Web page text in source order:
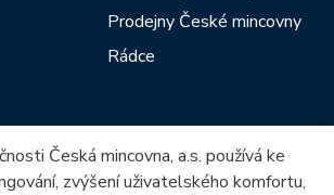
Prodejny České mincovny
Rádce
patří:
Česká mincovna, a.s. používá ke
zvýšení uživatelského komfortu,